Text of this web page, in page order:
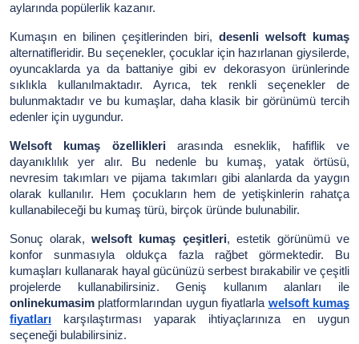
aylarında popülerlik kazanır.
Kumaşın en bilinen çeşitlerinden biri, desenli welsoft kumaş
alternatifleridir. Bu seçenekler, çocuklar için hazırlanan giysilerde,
oyuncaklarda ya da battaniye gibi ev dekorasyon ürünlerinde
sıklıkla kullanılmaktadır. Ayrıca, tek renkli seçenekler de
bulunmaktadır ve bu kumaşlar, daha klasik bir görünümü tercih
edenler için uygundur.
Welsoft kumaş özellikleriarasında esneklik, hafiflik ve
dayanıklılık yer alır. Bu nedenle bu kumaş, yatak örtüsü,
nevresim takımları ve pijama takımları gibi alanlarda da yaygın
olarak kullanılır. Hem çocukların hem de yetişkinlerin rahatça
kullanabileceği bu kumaş türü, birçok üründe bulunabilir.
Sonuç olarak,welsoft kumaş çeşitleri, estetik görünümü ve
konfor sunmasıyla oldukça fazla rağbet görmektedir. Bu
kumaşları kullanarak hayal gücünüzü serbest bırakabilir ve çeşitli
projelerde kullanabilirsiniz. Geniş kullanım alanları ile
onlinekumasim platformlarından uygun fiyatlarla welsoft kumaş
fiyatları karşılaştırması yaparak ihtiyaçlarınıza en uygun
seçeneği bulabilirsiniz.